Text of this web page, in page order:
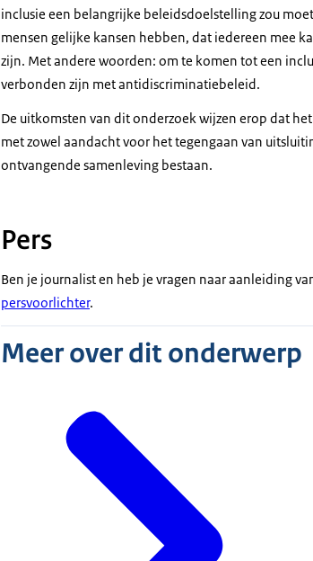
inclusie een belangrijke beleidsdoelstelling zou
mensen gelijke kansen hebben, dat iedereen mee
zijn. Met andere woorden: om te komen tot een
verbonden zijn met antidiscriminatiebeleid.
De uitkomsten van dit onderzoek wijzen erop dat
met zowel aandacht voor het tegengaan van
ontvangende samenleving bestaan.
Pers
Ben je journalist en heb je vragen naar aanleiding
persvoorlichter.
Meer over dit onderwerp